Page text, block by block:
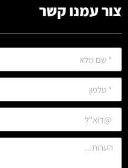
צור עמנו קשר